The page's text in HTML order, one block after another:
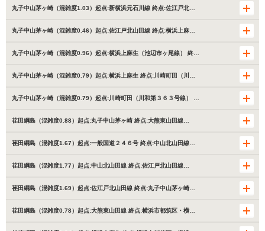
丸子中山茅ヶ崎（混雑度1.03）起点:新横浜元石川線 終点:佐江戸北…
丸子中山茅ヶ崎（混雑度0.46）起点:佐江戸北山田線 終点:横浜上麻…
丸子中山茅ヶ崎（混雑度0.96）起点:横浜上麻生（池辺市ヶ尾線） 終…
丸子中山茅ヶ崎（混雑度0.79）起点:横浜上麻生 終点:川崎町田（川…
丸子中山茅ヶ崎（混雑度0.79）起点:川崎町田（川和第３６３号線） …
荏田綱島（混雑度0.88）起点:丸子中山茅ヶ崎 終点:大熊東山田線…
荏田綱島（混雑度1.67）起点:一般国道２４６号 終点:中山北山田線…
荏田綱島（混雑度1.77）起点:中山北山田線 終点:佐江戸北山田線…
荏田綱島（混雑度1.69）起点:佐江戸北山田線 終点:丸子中山茅ヶ崎…
荏田綱島（混雑度0.78）起点:大熊東山田線 終点:横浜市都筑区・横…